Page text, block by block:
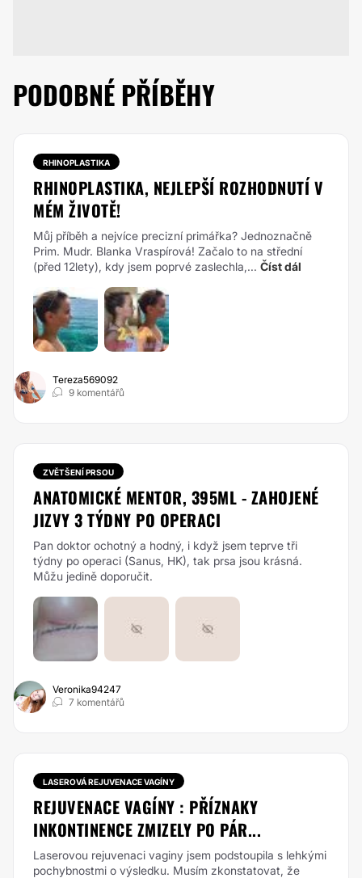
PODOBNÉ PŘÍBĚHY
RHINOPLASTIKA
RHINOPLASTIKA, NEJLEPŠÍ ROZHODNUTÍ V
MÉM ŽIVOTĚ!
Můj příběh a nejvíce precizní primářka? Jednoznačně
Prim. Mudr. Blanka Vraspírová! Začalo to na střední
(před 12lety), kdy jsem poprvé zaslechla,... Číst dál
Tereza569092
9 komentářů
ZVĚTŠENÍ PRSOU
ANATOMICKÉ MENTOR, 395ML - ZAHOJENÉ
JIZVY 3 TÝDNY PO OPERACI
Pan doktor ochotný a hodný, i když jsem teprve tři
týdny po operaci (Sanus, HK), tak prsa jsou krásná.
Můžu jedině doporučit.
Veronika94247
7 komentářů
LASEROVÁ REJUVENACE VAGÍNY
REJUVENACE VAGÍNY : PŘÍZNAKY
INKONTINENCE ZMIZELY PO PÁR...
Laserovou rejuvenaci vaginy jsem podstoupila s lehkými
pochybnostmi o výsledku. Musím zkonstatovat, že